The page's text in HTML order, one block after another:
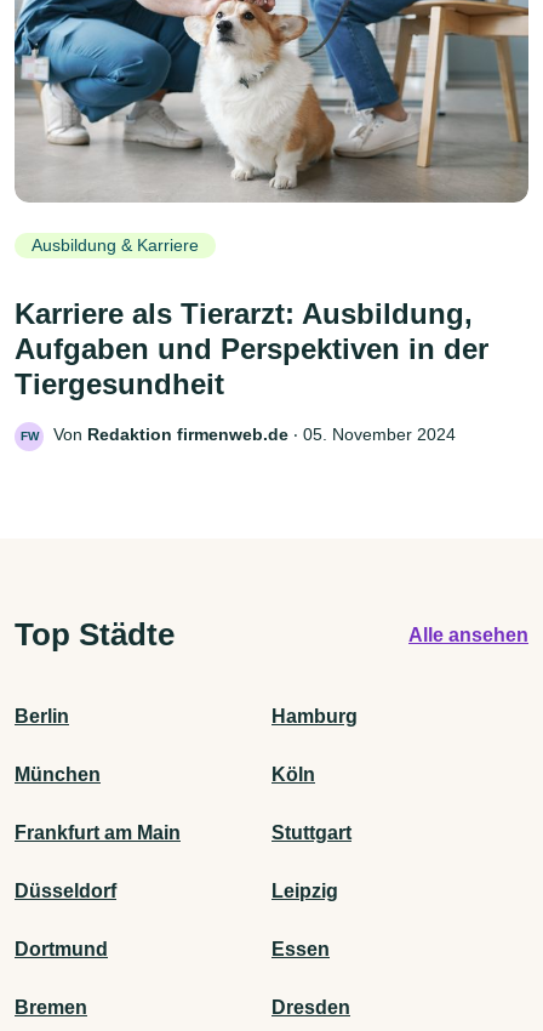
Ausbildung & Karriere
Karriere als Tierarzt: Ausbildung,
Aufgaben und Perspektiven in der
Tiergesundheit
FW Von Redaktion firmenweb.de ‧ 05. November 2024
Top Städte Alle ansehen
Berlin Hamburg
München Köln
Frankfurt am Main Stuttgart
Düsseldorf Leipzig
Dortmund Essen
Bremen Dresden